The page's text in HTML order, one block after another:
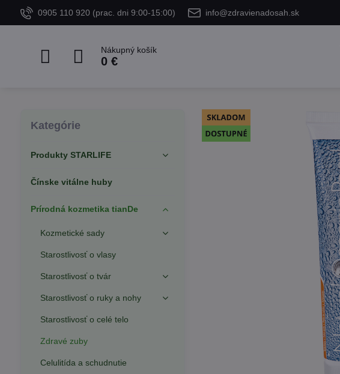
0905 110 920 (prac. dni 9:00-15:00) info@zdravienadosah.sk
Nákupný košík
0 €
Kategórie
Produkty STARLIFE
Čínske vitálne huby
Prírodná kozmetika tianDe
Kozmetické sady
Starostlivosť o vlasy
Starostlivosť o tvár
Starostlivosť o ruky a nohy
Starostlivosť o celé telo
Zdravé zuby
Celulitída a schudnutie